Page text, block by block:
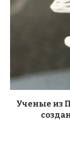
Ученые из